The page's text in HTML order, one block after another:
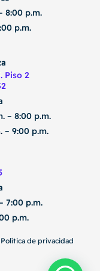
8:00 p.m.
p.m.
Piso 2
– 8:00 p.m.
– 9:00 p.m.
7:00 p.m.
p.m.
Política de privacidad